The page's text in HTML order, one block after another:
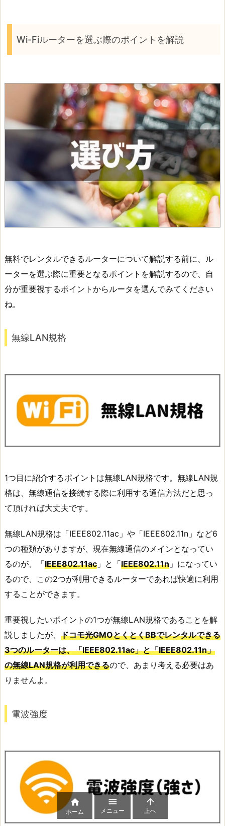
Wi-Fiルーターを選ぶ際のポイントを解説
無料でレンタルできるルーターについて解説する前に、ル
ーターを選ぶ際に重要となるポイントを解説するので、自
分が重要視するポイントからルータを選んでみてください
ね。
無線LAN規格
1つ目に紹介するポイントは無線LAN規格です。無線LAN規
格は、無線通信を接続する際に利用する通信方法だと思っ
て頂ければ大丈夫です。
無線LAN規格は「IEEE802.11ac」や「IEEE802.11n」など6
つの種類がありますが、現在無線通信のメインとなってい
るのが、「IEEE802.11ac 」と「IEEE802.11n 」になってい
るので、この2つが利用できるルーターであれば快適に利用
することができます。
重要視したいポイントの1つが無線LAN規格であることを解
説しましたが、 ドコモ光GMOとくとくBBでレンタルできる
3つのルーターは、「IEEE802.11ac」と「IEEE802.11n」
の無線LAN規格が利用できるので、あまり考える必要はあ
りませんよ。
電波強度

ホーム

メニュー

上へ